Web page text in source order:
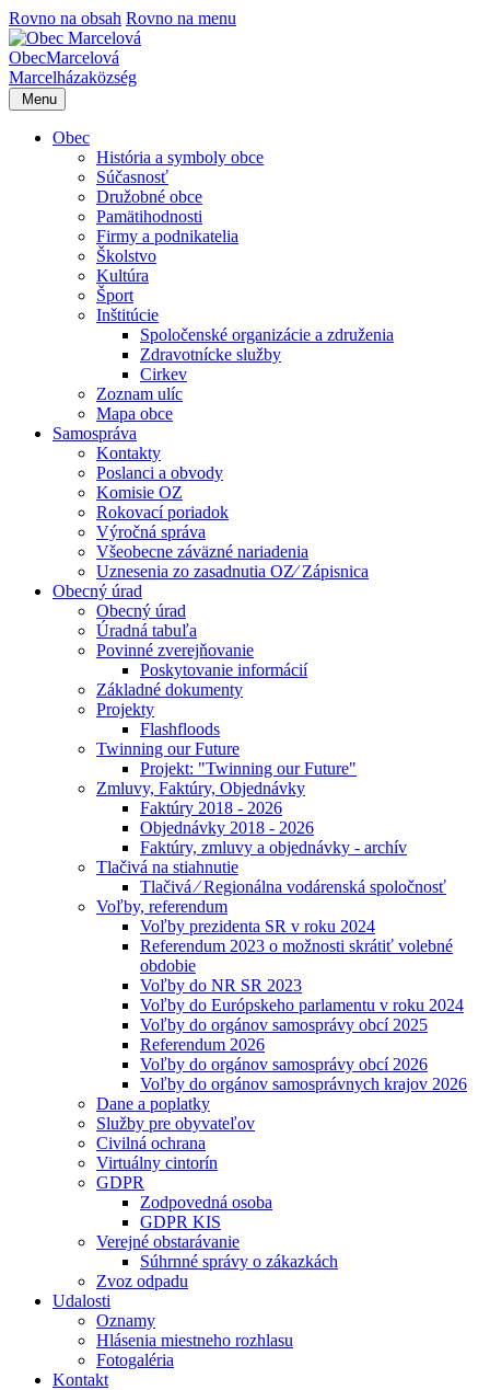
Rovno na obsah Rovno na menu
ObecMarcelová
Marcelházaközség
Menu
Obec
História a symboly obce
Súčasnosť
Družobné obce
Pamätihodnosti
Firmy a podnikatelia
Školstvo
Kultúra
Šport
Inštitúcie
Spoločenské organizácie a združenia
Zdravotnícke služby
Cirkev
Zoznam ulíc
Mapa obce
Samospráva
Kontakty
Poslanci a obvody
Komisie OZ
Rokovací poriadok
Výročná správa
Všeobecne záväzné nariadenia
Uznesenia zo zasadnutia OZ⁄ Zápisnica
Obecný úrad
Obecný úrad
Úradná tabuľa
Povinné zverejňovanie
Poskytovanie informácií
Základné dokumenty
Projekty
Flashfloods
Twinning our Future
Projekt: "Twinning our Future"
Zmluvy, Faktúry, Objednávky
Faktúry 2018 - 2026
Objednávky 2018 - 2026
Faktúry, zmluvy a objednávky - archív
Tlačivá na stiahnutie
Tlačivá ⁄ Regionálna vodárenská spoločnosť
Voľby, referendum
Voľby prezidenta SR v roku 2024
Referendum 2023 o možnosti skrátiť volebné
obdobie
Voľby do NR SR 2023
Voľby do Európskeho parlamentu v roku 2024
Voľby do orgánov samosprávy obcí 2025
Referendum 2026
Voľby do orgánov samosprávy obcí 2026
Voľby do orgánov samosprávnych krajov 2026
Dane a poplatky
Služby pre obyvateľov
Civilná ochrana
Virtuálny cintorín
GDPR
Zodpovedná osoba
GDPR KIS
Verejné obstarávanie
Súhrnné správy o zákazkách
Zvoz odpadu
Udalosti
Oznamy
Hlásenia miestneho rozhlasu
Fotogaléria
Kontakt